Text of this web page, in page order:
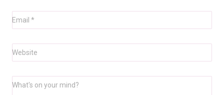
Email *
Website
What's on your mind?